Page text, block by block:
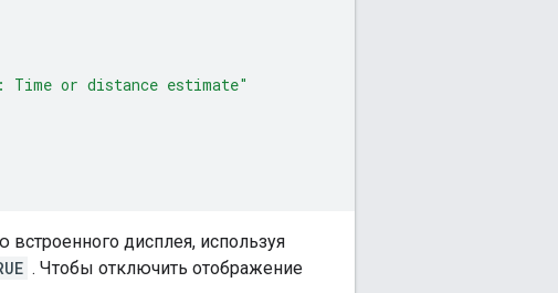
Time or distance estimate"
дисплея, используя
. Чтобы отключить отображение